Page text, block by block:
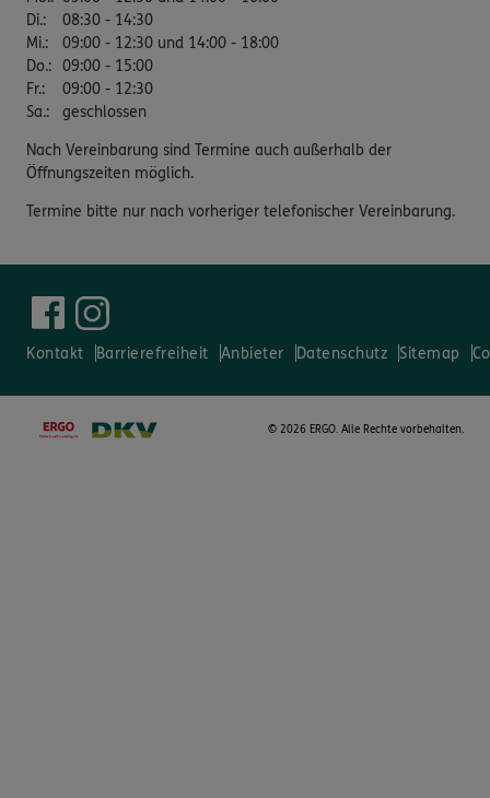
Di.:
08:30 - 14:30
Mi.:
09:00 - 12:30 und 14:00 - 18:00
Do.: 09:00 - 15:00
Fr.:
09:00 - 12:30
Sa.: geschlossen
Nach Vereinbarung sind Termine auch außerhalb der
Öffnungszeiten möglich.
Termine bitte nur nach vorheriger telefonischer Vereinbarung.
Kontakt Barrierefreiheit Anbieter Datenschutz Sitemap
© 2026 ERGO. Alle Rechte vorbehalten.